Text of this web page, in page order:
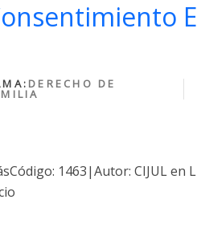
DERECHO DE
1463|Autor: CIJUL en